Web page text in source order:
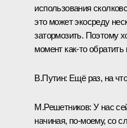
использования
это может экосреду
затормозить. Поэтому
момент как‑то
В.Путин: Ещё раз, на
М.Решетников: У нас
начиная, по-моему, со